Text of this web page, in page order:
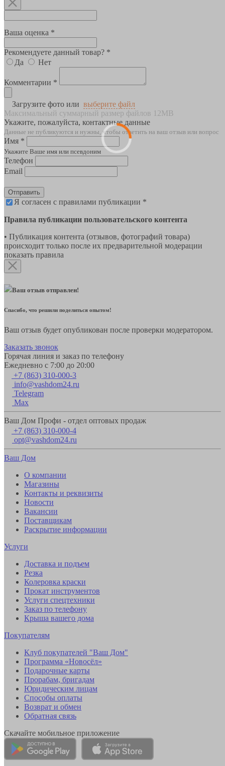
Ваша оценка *
Рекомендуете данный товар? *
Да
Нет
Комментарии *
Загрузите фото или выберите файл
Максимальный суммарный размер файлов 12MB
Укажите, пожалуйста, контактные данные
Данные не публикуются и нужны, чтобы ответить на ваш отзыв или вопрос
Имя *
Укажите Ваше имя или псевдоним
Телефон
Email
Отправить
Я согласен с правилами публикации *
Правила публикации пользовательского контента
• Публикация контента (отзывов, фотографий товара)
происходит только после их предварительной модерации
показать правила
Ваш отзыв отправлен!
Спасибо, что решили поделиться опытом!
Ваш отзыв будет опубликован после проверки модератором.
Заказать звонок
Горячая линия и заказ по телефону
Ежедневно с 7:00 до 20:00
+7 (863) 310-000-3
info@vashdom24.ru
Telegram
Max
Ваш Дом Профи - отдел оптовых продаж
+7 (863) 310-000-4
opt@vashdom24.ru
Ваш Дом
О компании
Магазины
Контакты и реквизиты
Новости
Вакансии
Поставщикам
Раскрытие информации
Услуги
Доставка и подъем
Резка
Колеровка краски
Прокат инструментов
Услуги спецтехники
Заказ по телефону
Крыша вашего дома
Покупателям
Клуб покупателей "Ваш Дом"
Программа «Новосёл»
Подарочные карты
Прорабам, бригадам
Юридическим лицам
Способы оплаты
Возврат и обмен
Обратная связь
Скачайте мобильное приложение